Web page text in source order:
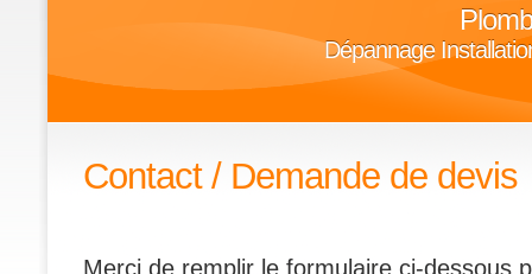
Dépannage
Contact / Demande de devis
Merci de remplir le formulaire ci-dessous